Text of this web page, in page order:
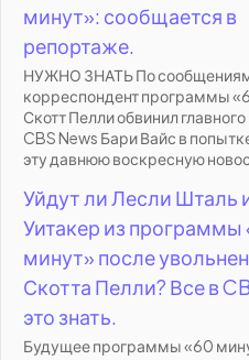
минут»: сообщается в
репортаже.
НУЖНО ЗНАТЬ По
корреспондент программы
Скотт Пелли обвинил
CBS News Бари Вайс в
эту давнюю воскресную
Уйдут ли Лесли Шталь
Уитакер из программы
минут» после
Скотта Пелли? Все в
это знать.
Будущее программы «60